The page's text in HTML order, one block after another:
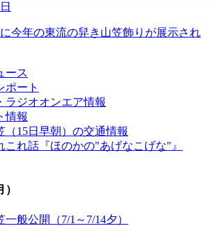
今年の東流の舁き山笠飾りが展示され
ース
ポート
ラジオオンエア情報
情報
（15日早朝）の交通情報
これ話『ほのかの"あげなこげな"』
一般公開（7/1～7/14夕）